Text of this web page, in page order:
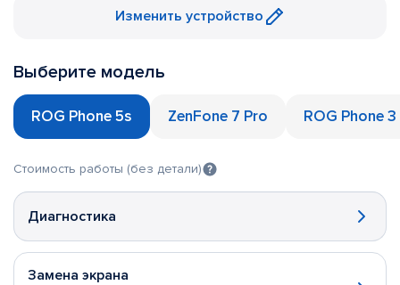
Изменить устройство
Выберите модель
ROG Phone 5s ZenFone 7 Pro ROG Phone 3
Стоимость работы (без детали)
Диагностика
Замена экрана